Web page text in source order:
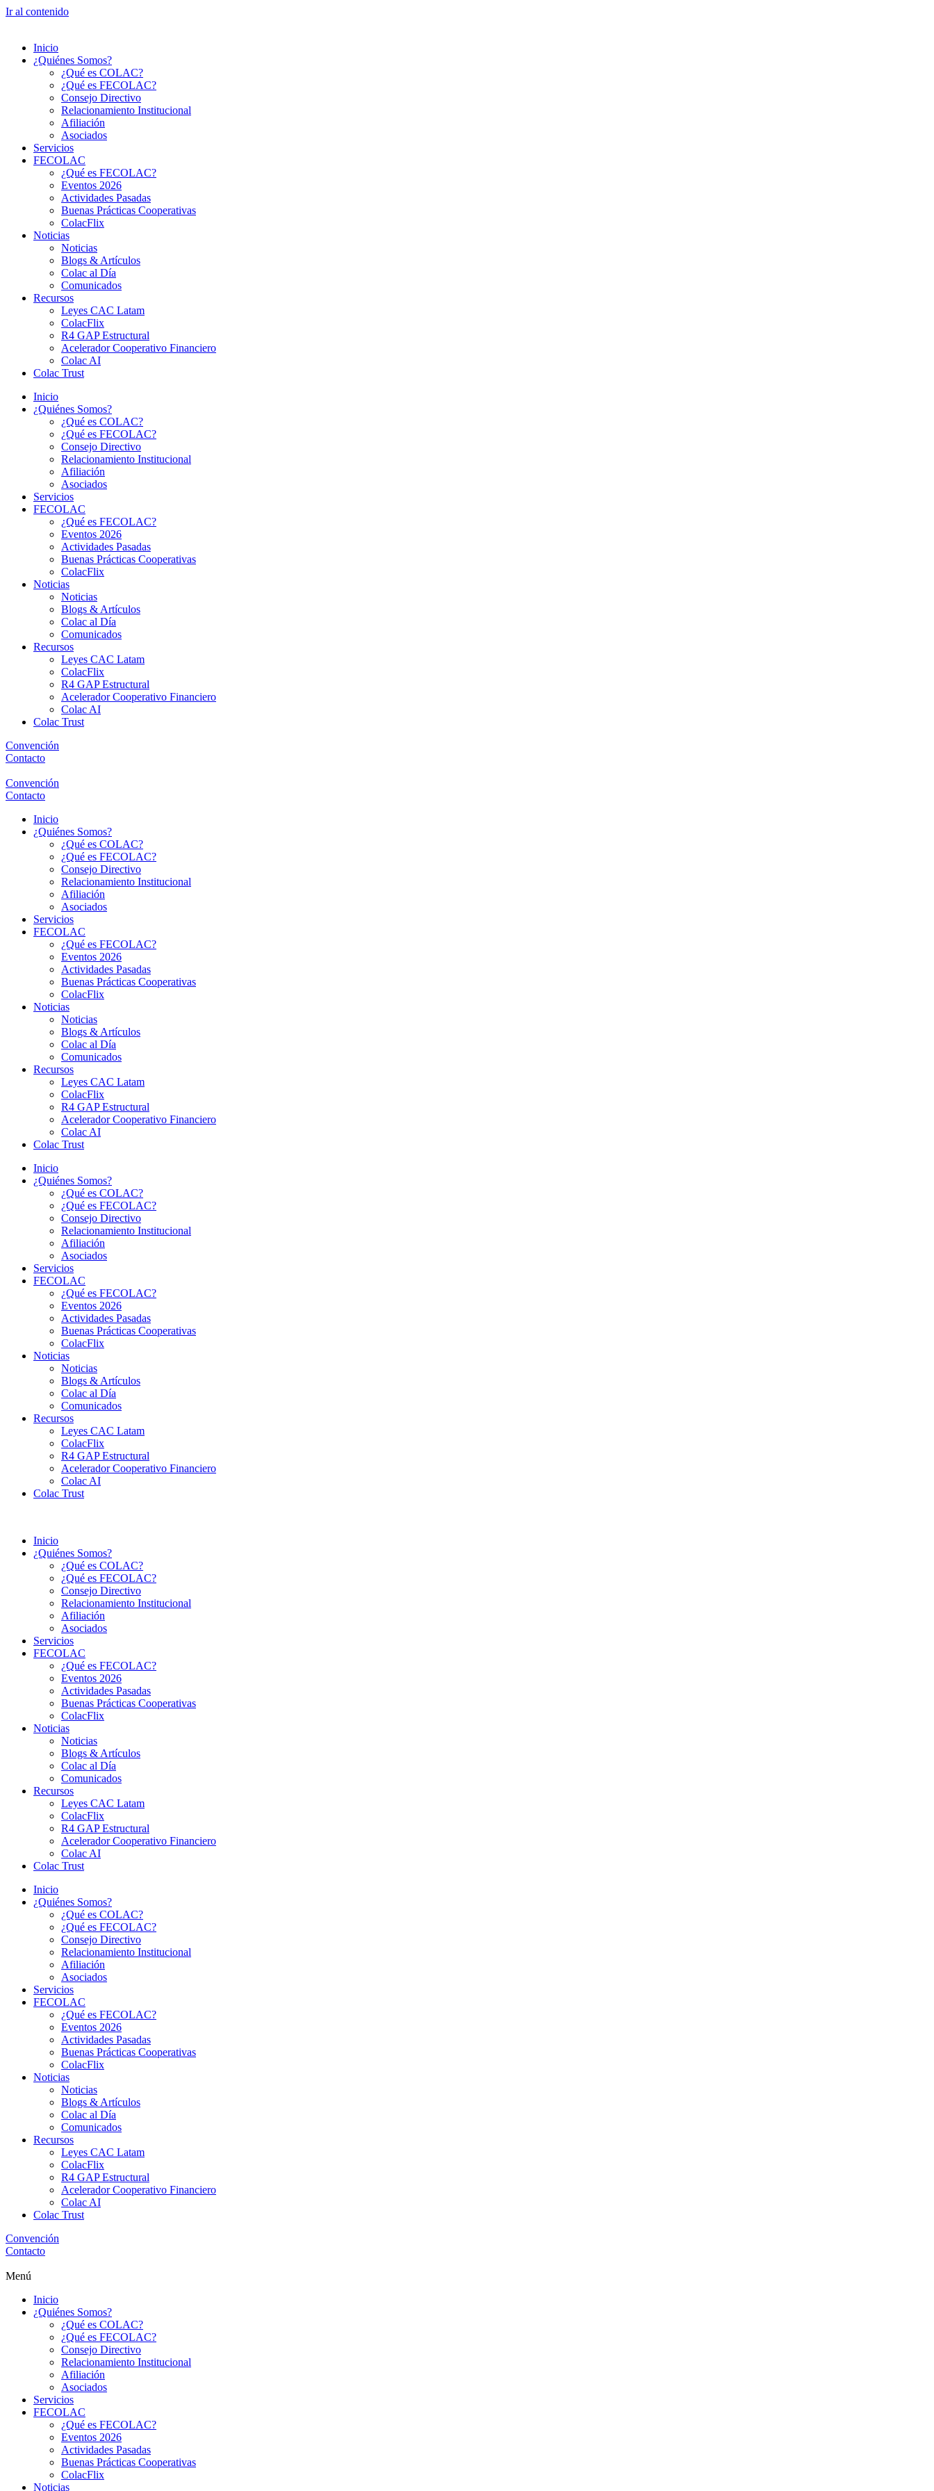
Ir al contenido
Inicio
¿Quiénes Somos?
¿Qué es COLAC?
¿Qué es FECOLAC?
Consejo Directivo
Relacionamiento Institucional
Afiliación
Asociados
Servicios
FECOLAC
¿Qué es FECOLAC?
Eventos 2026
Actividades Pasadas
Buenas Prácticas Cooperativas
ColacFlix
Noticias
Noticias
Blogs & Artículos
Colac al Día
Comunicados
Recursos
Leyes CAC Latam
ColacFlix
R4 GAP Estructural
Acelerador Cooperativo Financiero
Colac AI
Colac Trust
Inicio
¿Quiénes Somos?
¿Qué es COLAC?
¿Qué es FECOLAC?
Consejo Directivo
Relacionamiento Institucional
Afiliación
Asociados
Servicios
FECOLAC
¿Qué es FECOLAC?
Eventos 2026
Actividades Pasadas
Buenas Prácticas Cooperativas
ColacFlix
Noticias
Noticias
Blogs & Artículos
Colac al Día
Comunicados
Recursos
Leyes CAC Latam
ColacFlix
R4 GAP Estructural
Acelerador Cooperativo Financiero
Colac AI
Colac Trust
Convención
Contacto
Convención
Contacto
Inicio
¿Quiénes Somos?
¿Qué es COLAC?
¿Qué es FECOLAC?
Consejo Directivo
Relacionamiento Institucional
Afiliación
Asociados
Servicios
FECOLAC
¿Qué es FECOLAC?
Eventos 2026
Actividades Pasadas
Buenas Prácticas Cooperativas
ColacFlix
Noticias
Noticias
Blogs & Artículos
Colac al Día
Comunicados
Recursos
Leyes CAC Latam
ColacFlix
R4 GAP Estructural
Acelerador Cooperativo Financiero
Colac AI
Colac Trust
Inicio
¿Quiénes Somos?
¿Qué es COLAC?
¿Qué es FECOLAC?
Consejo Directivo
Relacionamiento Institucional
Afiliación
Asociados
Servicios
FECOLAC
¿Qué es FECOLAC?
Eventos 2026
Actividades Pasadas
Buenas Prácticas Cooperativas
ColacFlix
Noticias
Noticias
Blogs & Artículos
Colac al Día
Comunicados
Recursos
Leyes CAC Latam
ColacFlix
R4 GAP Estructural
Acelerador Cooperativo Financiero
Colac AI
Colac Trust
Inicio
¿Quiénes Somos?
¿Qué es COLAC?
¿Qué es FECOLAC?
Consejo Directivo
Relacionamiento Institucional
Afiliación
Asociados
Servicios
FECOLAC
¿Qué es FECOLAC?
Eventos 2026
Actividades Pasadas
Buenas Prácticas Cooperativas
ColacFlix
Noticias
Noticias
Blogs & Artículos
Colac al Día
Comunicados
Recursos
Leyes CAC Latam
ColacFlix
R4 GAP Estructural
Acelerador Cooperativo Financiero
Colac AI
Colac Trust
Inicio
¿Quiénes Somos?
¿Qué es COLAC?
¿Qué es FECOLAC?
Consejo Directivo
Relacionamiento Institucional
Afiliación
Asociados
Servicios
FECOLAC
¿Qué es FECOLAC?
Eventos 2026
Actividades Pasadas
Buenas Prácticas Cooperativas
ColacFlix
Noticias
Noticias
Blogs & Artículos
Colac al Día
Comunicados
Recursos
Leyes CAC Latam
ColacFlix
R4 GAP Estructural
Acelerador Cooperativo Financiero
Colac AI
Colac Trust
Convención
Contacto
Menú
Inicio
¿Quiénes Somos?
¿Qué es COLAC?
¿Qué es FECOLAC?
Consejo Directivo
Relacionamiento Institucional
Afiliación
Asociados
Servicios
FECOLAC
¿Qué es FECOLAC?
Eventos 2026
Actividades Pasadas
Buenas Prácticas Cooperativas
ColacFlix
Noticias